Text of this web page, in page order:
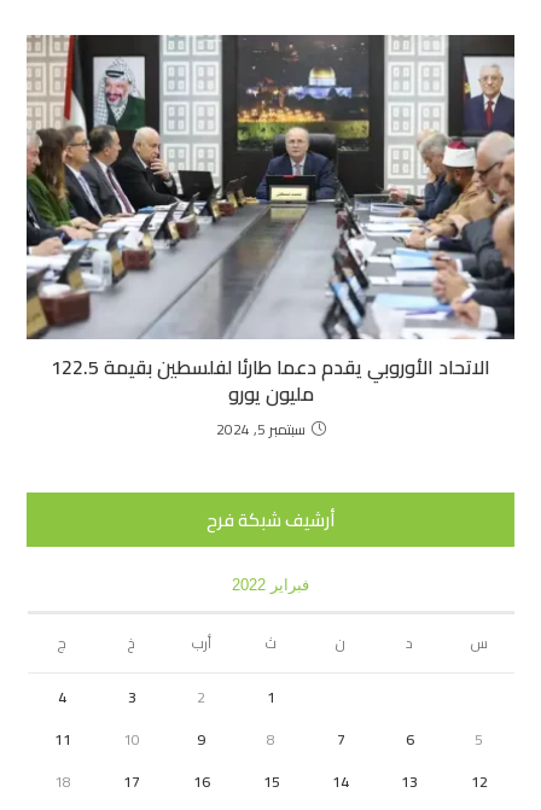
الاتحاد الأوروبي يقدم دعما طارئا لفلسطين بقيمة 122.5
مليون يورو
سبتمبر 5, 2024
أرشيف شبكة فرح
فبراير 2022
س د ن ث أرب خ
ج
1
2
3
4
5
6
7
8
9
10
11
12
13
14
15
16
17
18